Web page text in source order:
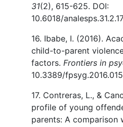
31(2), 615-625. DOI:
10.6018/
16. Ibabe, I. (2016).
child-to-parent
factors. Frontiers in
10.3389/
17. Contreras, L., &
profile of young
parents: A comparison